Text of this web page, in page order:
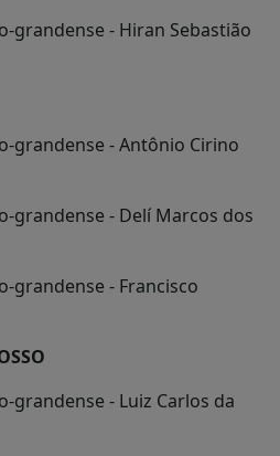
grandense - Hiran Sebastião
grandense - Antônio Cirino
grandense - Delí Marcos dos
grandense - Francisco
grandense - Luiz Carlos da